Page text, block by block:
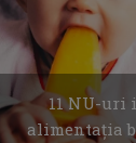
11 NU-uri
alimentația